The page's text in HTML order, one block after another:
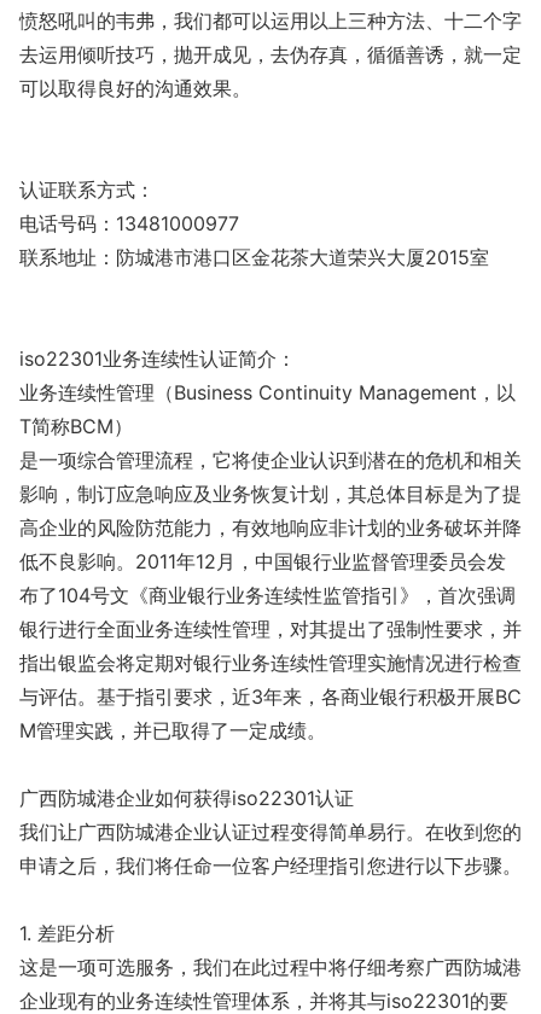
愤怒吼叫的韦弗，我们都可以运用以上三种方法、十二个字
去运用倾听技巧，抛开成见，去伪存真，循循善诱，就一定
可以取得良好的沟通效果。
认证联系方式：
电话号码：13481000977
联系地址：防城港市港口区金花茶大道荣兴大厦2015室
iso22301业务连续性认证简介：
业务连续性管理（Business Continuity Management，以
T简称BCM）
是一项综合管理流程，它将使企业认识到潜在的危机和相关
影响，制订应急响应及业务恢复计划，其总体目标是为了提
高企业的风险防范能力，有效地响应非计划的业务破坏并降
低不良影响。2011年12月，中国银行业监督管理委员会发
布了104号文《商业银行业务连续性监管指引》，首次强调
银行进行全面业务连续性管理，对其提出了强制性要求，并
指出银监会将定期对银行业务连续性管理实施情况进行检查
与评估。基于指引要求，近3年来，各商业银行积极开展BC
M管理实践，并已取得了一定成绩。
广西防城港企业如何获得iso22301认证
我们让广西防城港企业认证过程变得简单易行。在收到您的
申请之后，我们将任命一位客户经理指引您进行以下步骤。
1. 差距分析
这是一项可选服务，我们在此过程中将仔细考察广西防城港
企业现有的业务连续性管理体系，并将其与iso22301的要